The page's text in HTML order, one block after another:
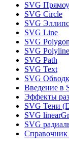
SVG
SVG Circle
SVG Эллипс
SVG Line
SVG Polygon
SVG Polyline
SVG Path
SVG Text
SVG
Введение в
Эффекты
SVG Тени
SVG
SVG
Справочник